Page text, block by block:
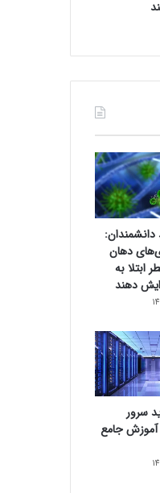
دهان
ابتلا به
دهند
سرور
جامع